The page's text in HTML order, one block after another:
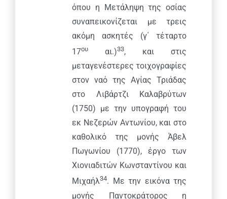
όπου η Μετάληψη της οσίας
συναπεικονίζεται με τρεις
ακόμη ασκητές (γ΄ τέταρτο
17ου αι.)33, και στις
μεταγενέστερες τοιχογραφίες
στον ναό της Αγίας Τριάδας
στο Λιβάρτζι Καλαβρύτων
(1750) με την υπογραφή του
εκ Νεζερών Αντωνίου, και στο
καθολικό της μονής Άβελ
Πωγωνίου (1770), έργο των
Χιονιαδιτών Κωνσταντίνου και
Μιχαήλ34. Με την εικόνα της
μονής Παντοκράτορος η
META
Σύνδεση
Ροή καταχωρίσεων
Ροή σχολίων
WordPress.org
© Copyright 2024Pavla S.A.| All Rights Reserved